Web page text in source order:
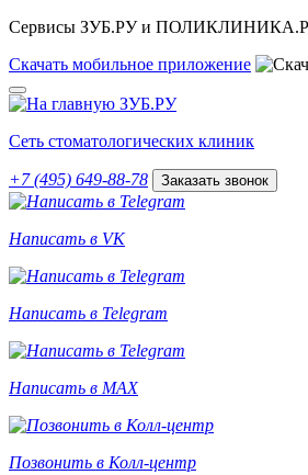
Сервисы ЗУБ.РУ и
Скачать мобильное приложение
Сеть стоматологических клиник
+7 (495) 649-88-78 Заказать звонок
Написать в VK
Написать в Telegram
Написать в MAX
Позвонить в Колл-центр